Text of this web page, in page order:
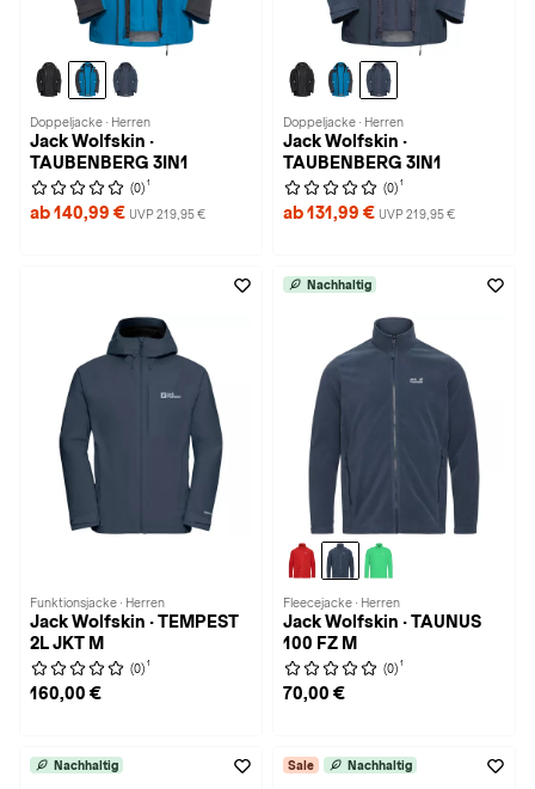
Doppeljacke · Herren
Jack Wolfskin ·
TAUBENBERG 3IN1
(0) 1
ab 140,99 € UVP 219,95 €
Doppeljacke · Herren
Jack Wolfskin ·
TAUBENBERG 3IN1
(0) 1
ab 131,99 € UVP 219,95 €
Funktionsjacke · Herren
Jack Wolfskin · TEMPEST
2L JKT M
(0) 1
160,00 €
Nachhaltig
Fleecejacke · Herren
Jack Wolfskin · TAUNUS
100 FZ M
(0) 1
70,00 €
Nachhaltig Sale Nachhaltig